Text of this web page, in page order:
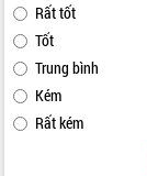
Rất tốt
Tốt
Trung bình
Kém
Rất kém